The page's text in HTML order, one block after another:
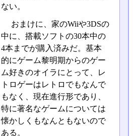
ない。
おまけに、家のWiiや3DSの
中に、搭載ソフトの30本中の
4本までが購入済みだ。基本
的にゲーム黎明期からのゲー
ム好きのオイラにとって、レ
トロゲーはレトロでもなんで
もなく、現在進行形であり、
特に著名なゲームについては
懐かしくもなんともないので
ある。